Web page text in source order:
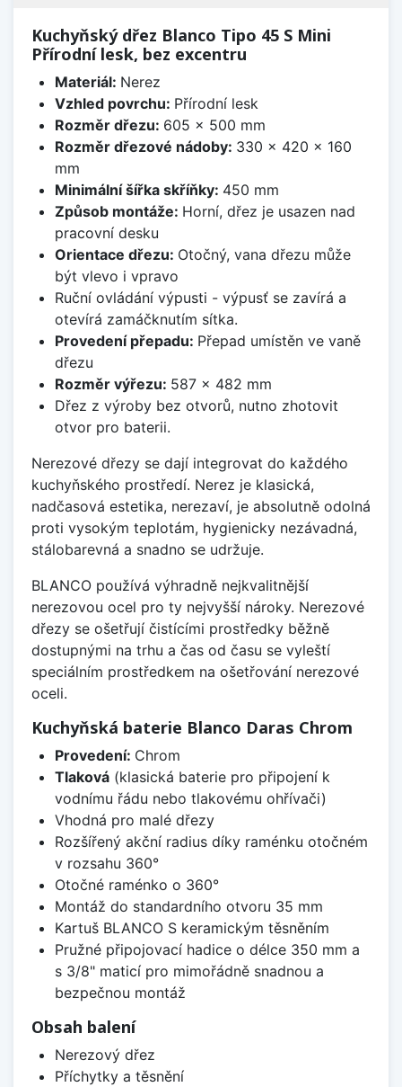
Kuchyňský dřez Blanco Tipo 45 S Mini
Přírodní lesk, bez excentru
Materiál: Nerez
Vzhled povrchu: Přírodní lesk
Rozměr dřezu: 605 x 500 mm
Rozměr dřezové nádoby: 330 x 420 x 160
mm
Minimální šířka skříňky: 450 mm
Způsob montáže: Horní, dřez je usazen nad
pracovní desku
Orientace dřezu: Otočný, vana dřezu může
být vlevo i vpravo
Ruční ovládání výpusti - výpusť se zavírá a
otevírá zamáčknutím sítka.
Provedení přepadu: Přepad umístěn ve vaně
dřezu
Rozměr výřezu: 587 x 482 mm
Dřez z výroby bez otvorů, nutno zhotovit
otvor pro baterii.
Nerezové dřezy se dají integrovat do každého
kuchyňského prostředí. Nerez je klasická,
nadčasová estetika, nerezaví, je absolutně odolná
proti vysokým teplotám, hygienicky nezávadná,
stálobarevná a snadno se udržuje.
BLANCO používá výhradně nejkvalitnější
nerezovou ocel pro ty nejvyšší nároky. Nerezové
dřezy se ošetřují čistícími prostředky běžně
dostupnými na trhu a čas od času se vyleští
speciálním prostředkem na ošetřování nerezové
oceli.
Kuchyňská baterie Blanco Daras Chrom
Provedení: Chrom
Tlaková(klasická baterie pro připojení k
vodnímu řádu nebo tlakovému ohřívači)
Vhodná pro malé dřezy
Rozšířený akční radius díky raménku otočném
v rozsahu 360°
Otočné raménko o 360°
Montáž do standardního otvoru 35 mm
Kartuš BLANCO S keramickým těsněním
Pružné připojovací hadice o délce 350 mm a
s 3/8" maticí pro mimořádně snadnou a
bezpečnou montáž
Obsah balení
Nerezový dřez
Příchytky a těsnění